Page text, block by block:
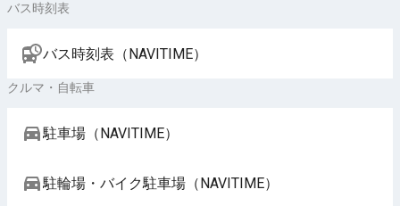
バス時刻表
バス時刻表（NAVITIME）
クルマ・自転車
駐車場（NAVITIME）
駐輪場・バイク駐車場（NAVITIME）